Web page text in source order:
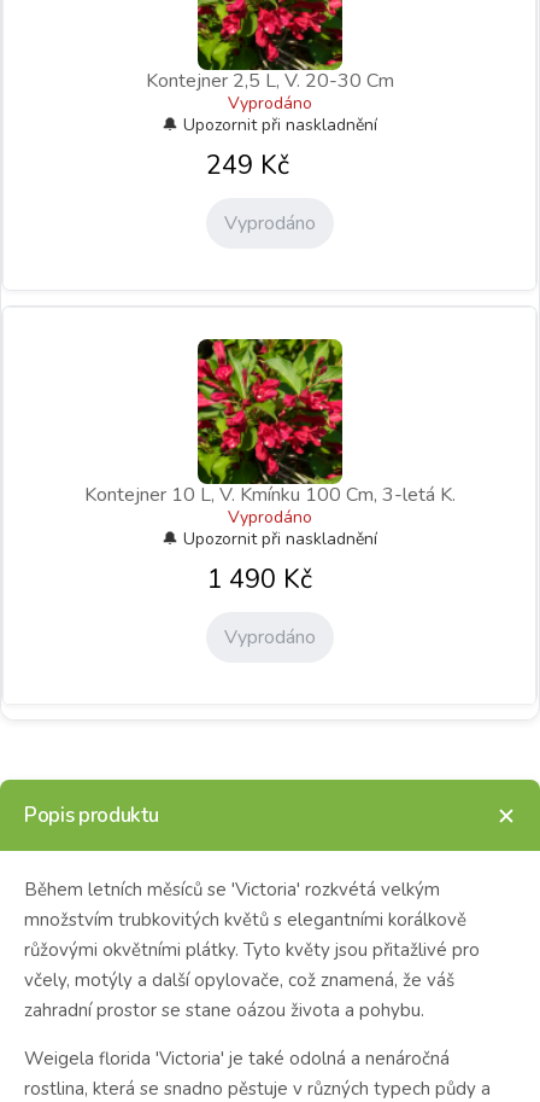
Kontejner 2,5 L, V. 20-30 Cm
Vyprodáno
249 Kč
Vyprodáno
Kontejner 10 L, V. Kmínku 100 Cm, 3-letá K.
Vyprodáno
1 490 Kč
Vyprodáno
Popis produktu
Během letních měsíců se 'Victoria' rozkvétá velkým
množstvím trubkovitých květů s elegantními korálkově
růžovými okvětními plátky. Tyto květy jsou přitažlivé pro
včely, motýly a další opylovače, což znamená, že váš
zahradní prostor se stane oázou života a pohybu.
Weigela florida 'Victoria' je také odolná a nenáročná
rostlina, která se snadno pěstuje v různých typech půdy a